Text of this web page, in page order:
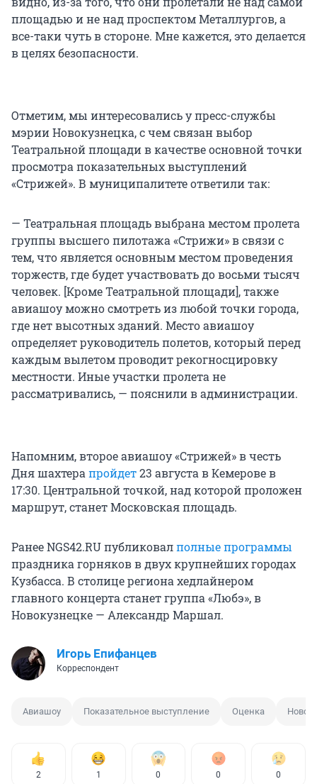
площадью и не над проспектом Металлургов, а
все-таки чуть в стороне. Мне кажется, это делается
в целях безопасности.
Отметим, мы интересовались у пресс-службы
мэрии Новокузнецка, с чем связан выбор
Театральной площади в качестве основной точки
просмотра показательных выступлений
«Стрижей». В муниципалитете ответили так:
— Театральная площадь выбрана местом пролета
группы высшего пилотажа «Стрижи» в связи с
тем, что является основным местом проведения
торжеств, где будет участвовать до восьми тысяч
человек. [Кроме Театральной площади], также
авиашоу можно смотреть из любой точки города,
где нет высотных зданий. Место авиашоу
определяет руководитель полетов, который перед
каждым вылетом проводит рекогносцировку
местности. Иные участки пролета не
рассматривались, — пояснили в администрации.
Напомним, второе авиашоу «Стрижей» в честь
Дня шахтерапройдет23 августа в Кемерове в
17:30. Центральной точкой, над которой проложен
маршрут, станет Московская площадь.
Ранее NGS42.RU публиковалполныепрограммы
праздника горняков в двух крупнейших городах
Кузбасса. В столице региона хедлайнером
главного концерта станет группа «Любэ», в
Новокузнецке — Александр Маршал.
Игорь Епифанцев
Корреспондент
Авиашоу Показательное выступление Оценка
2 1 0 0 0